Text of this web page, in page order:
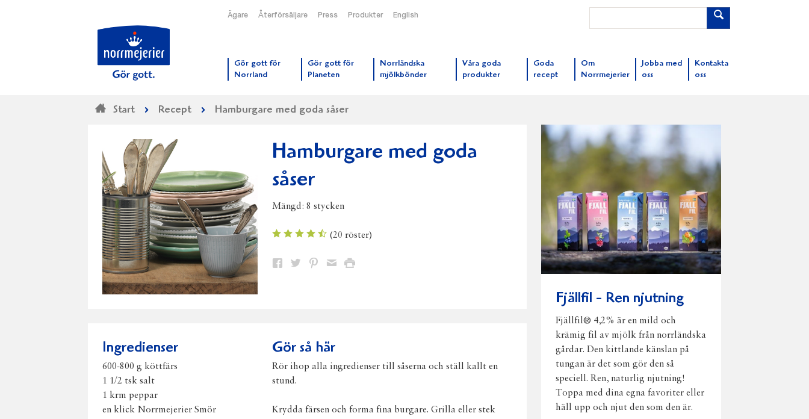
Ägare Återförsäljare Press Produkter English
Gör gott för
Norrland
Gör gott för
Planeten
Norrländska
mjölkbönder
Våra goda
produkter
Goda
recept
Om
Norrmejerier
Jobba med
oss
Kontakta
oss
Start Recept Hamburgare med goda såser
Hamburgare med goda
såser
Mängd:8 stycken
(20 röster)
Dela Dela Dela DelaSkriv
Ingredienser
600-800 g köttfärs
1 1/2 tsk salt
1 krm peppar
en klick Norrmejerier Smör
Gör så här
Rör ihop alla ingredienser till såserna och ställ kallt en
stund.
Krydda färsen och forma fina burgare. Grilla eller stek
Fjällfil - Ren njutning
Fjällfil® 4,2% är en mild och
krämig fil av mjölk från norrländska
gårdar. Den kittlande känslan på
tungan är det som gör den så
speciell. Ren, naturlig njutning!
Toppa med dina egna favoriter eller
häll upp och njut den som den är.